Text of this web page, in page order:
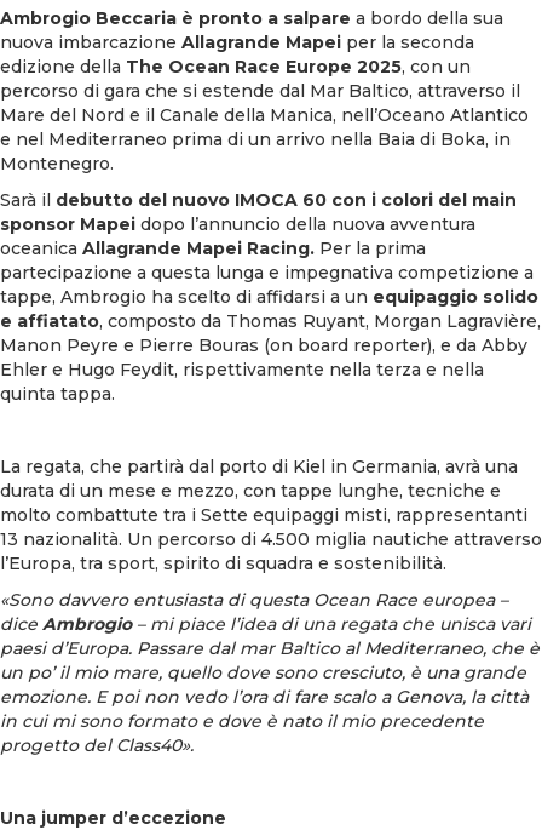
Ambrogio Beccaria è pronto a salpare a bordo della sua
nuova imbarcazione Allagrande Mapei per la seconda
edizione della The Ocean Race Europe 2025, con un
percorso di gara che si estende dal Mar Baltico, attraverso il
Mare del Nord e il Canale della Manica, nell’Oceano Atlantico
e nel Mediterraneo prima di un arrivo nella Baia di Boka, in
Montenegro.
Sarà il debutto del nuovo IMOCA 60 con i colori del main
sponsor Mapei dopo l’annuncio della nuova avventura
oceanica Allagrande Mapei Racing. Per la prima
partecipazione a questa lunga e impegnativa competizione a
tappe, Ambrogio ha scelto di affidarsi a un equipaggio solido
e affiatato, composto da Thomas Ruyant, Morgan Lagravière,
Manon Peyre e Pierre Bouras (on board reporter), e da Abby
Ehler e Hugo Feydit, rispettivamente nella terza e nella
quinta tappa.
La regata, che partirà dal porto di Kiel in Germania, avrà una
durata di un mese e mezzo, con tappe lunghe, tecniche e
molto combattute tra i Sette equipaggi misti, rappresentanti
13 nazionalità. Un percorso di 4.500 miglia nautiche attraverso
l’Europa, tra sport, spirito di squadra e sostenibilità.
«Sono davvero entusiasta di questa Ocean Race europea –
dice Ambrogio– mi piace l’idea di una regata che unisca vari
paesi d’Europa. Passare dal mar Baltico al Mediterraneo, che è
un po’ il mio mare, quello dove sono cresciuto, è una grande
emozione. E poi non vedo l’ora di fare scalo a Genova, la città
in cui mi sono formato e dove è nato il mio precedente
progetto del Class40».
Una jumper d’eccezione